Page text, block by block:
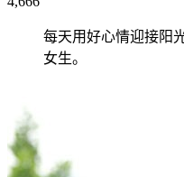
每天用好心情迎接阳
女生。